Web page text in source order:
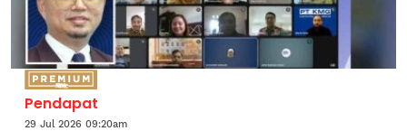
Pendapat
29 Jul 2026 09:20am